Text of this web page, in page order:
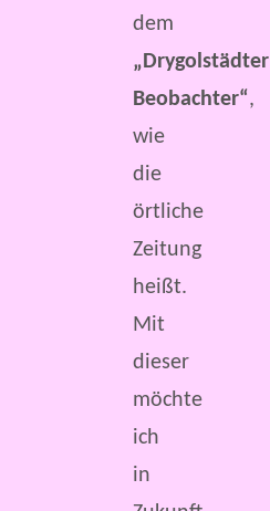
dem
„Drygolstädter
Beobachter“,
wie
die
örtliche
Zeitung
heißt.
Mit
dieser
möchte
ich
in